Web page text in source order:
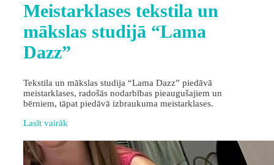
Meistarklases tekstila un
mākslas studijā “Lama
Dazz”
Tekstila un mākslas studija “Lama Dazz” piedāvā
meistarklases, radošās nodarbības pieaugušajiem un
bērniem, tāpat piedāvā izbraukuma meistarklases.
Lasīt vairāk